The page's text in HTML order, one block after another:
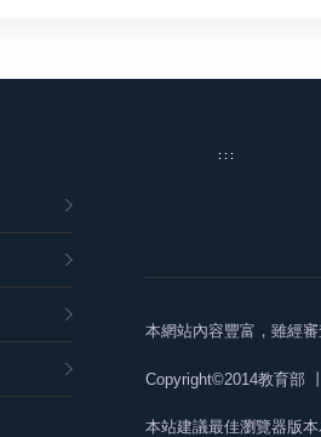
:::
本網站內容豐富，雖經
Copyright©2014教育部
本站建議最佳瀏覽器版本